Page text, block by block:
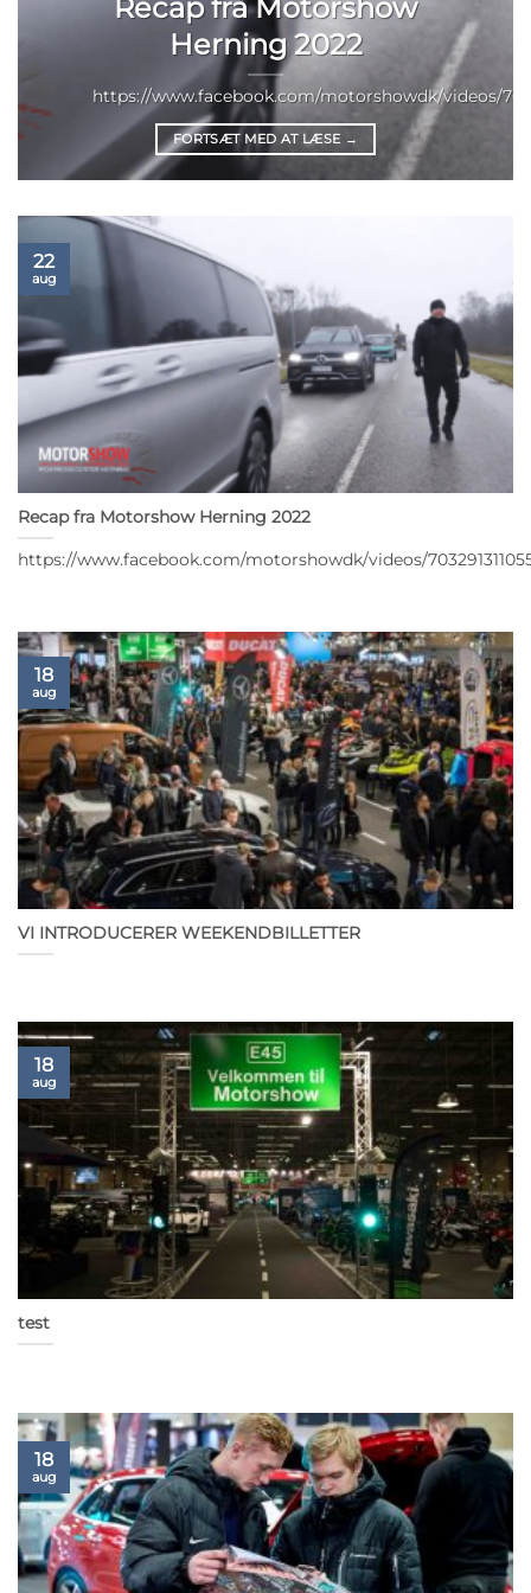
Herning 2022
https://www.facebook.com/motorshowdk/videos/
FORTSÆT MED AT LÆSE →
Recap fra Motorshow Herning 2022
https://www.facebook.com/motorshowdk/videos/
22
aug
VI INTRODUCERER WEEKENDBILLETTER
18
aug
test
18
aug
18
aug